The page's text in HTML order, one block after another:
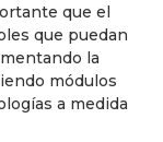
que el
que puedan
la
módulos
a medida